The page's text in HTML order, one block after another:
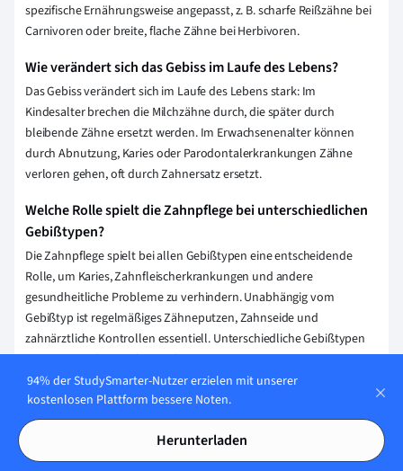
spezifische Ernährungsweise angepasst, z. B. scharfe Reißzähne bei
Carnivoren oder breite, flache Zähne bei Herbivoren.
Wie verändert sich das Gebiss im Laufe des Lebens?
Das Gebiss verändert sich im Laufe des Lebens stark: Im
Kindesalter brechen die Milchzähne durch, die später durch
bleibende Zähne ersetzt werden. Im Erwachsenenalter können
durch Abnutzung, Karies oder Parodontalerkrankungen Zähne
verloren gehen, oft durch Zahnersatz ersetzt.
Welche Rolle spielt die Zahnpflege bei unterschiedlichen
Gebißtypen?
Die Zahnpflege spielt bei allen Gebißtypen eine entscheidende
Rolle, um Karies, Zahnfleischerkrankungen und andere
gesundheitliche Probleme zu verhindern. Unabhängig vom
Gebißtyp ist regelmäßiges Zähneputzen, Zahnseide und
zahnärztliche Kontrollen essentiell. Unterschiedliche Gebißtypen
können spezifische Pflegeanforderungen haben. Daher sollte der
Zahnarzt individuelle Empfehlungen geben.
Welche Zahnersatzmöglichkeiten gibt es bei
verschiedenen Gebißtypen?
Es gibt mehrere Zahnersatzmöglichkeiten für verschiedene
94% der StudySmarter-Nutzer erzielen mit unserer
kostenlosen Plattform bessere Noten.
Herunterladen